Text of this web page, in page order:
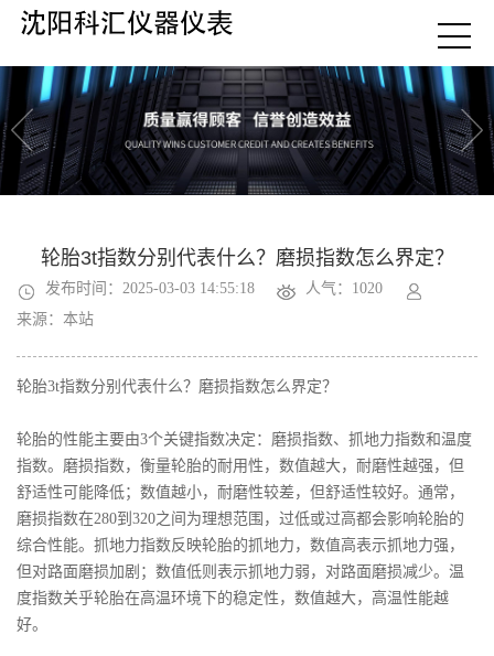
轮胎3t指数分别代表什么？磨损指数怎么界定？
发布时间：2025-03-03 14:55:18
人气：1020
来源：本站
轮胎3t指数分别代表什么？磨损指数怎么界定？
轮胎的性能主要由3个关键指数决定：磨损指数、抓地力指数和温度
指数。磨损指数，衡量轮胎的耐用性，数值越大，耐磨性越强，但
舒适性可能降低；数值越小，耐磨性较差，但舒适性较好。通常，
磨损指数在280到320之间为理想范围，过低或过高都会影响轮胎的
综合性能。抓地力指数反映轮胎的抓地力，数值高表示抓地力强，
但对路面磨损加剧；数值低则表示抓地力弱，对路面磨损减少。温
度指数关乎轮胎在高温环境下的稳定性，数值越大，高温性能越
好。